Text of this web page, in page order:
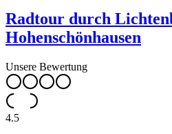
Radtour durch
Hohenschönhausen
Unsere Bewertung
4.5